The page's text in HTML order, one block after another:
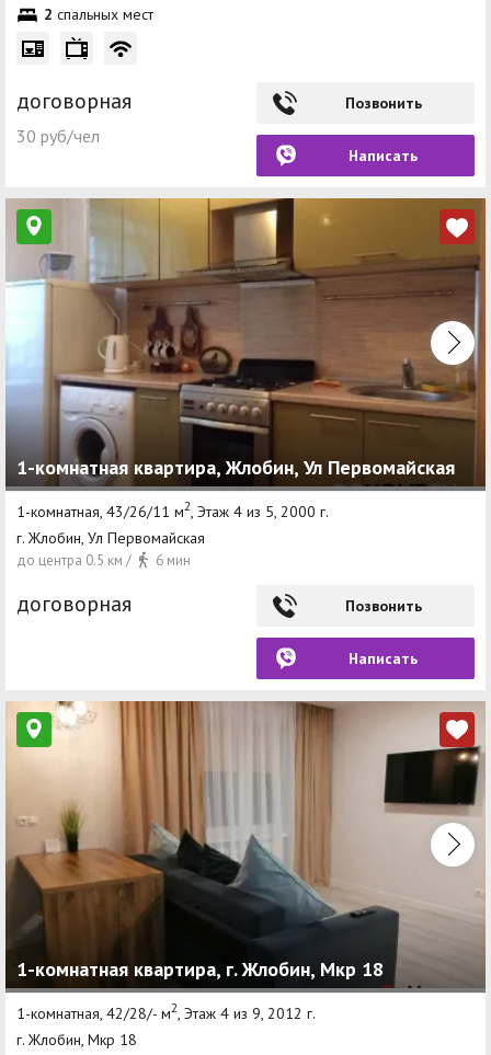
2 спальных мест
договорная
30 руб/чел
Позвонить
Написать
1-комнатная квартира, Жлобин, Ул Первомайская
1-комнатная, 43/26/11 м2, Этаж 4 из 5, 2000 г.
г. Жлобин, Ул Первомайская
до центра 0.5 км / 6 мин
договорная Позвонить
Написать
1-комнатная квартира, г. Жлобин, Мкр 18
1-комнатная, 42/28/- м2, Этаж 4 из 9, 2012 г.
г. Жлобин, Мкр 18